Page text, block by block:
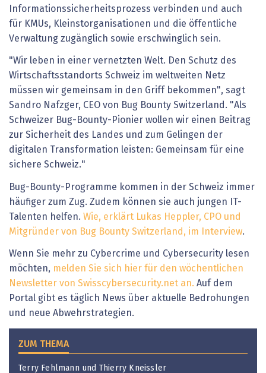
Informationssicherheitsprozess verbinden und auch
für KMUs, Kleinstorganisationen und die öffentliche
Verwaltung zugänglich sowie erschwinglich sein.
"Wir leben in einer vernetzten Welt. Den Schutz des
Wirtschaftsstandorts Schweiz im weltweiten Netz
müssen wir gemeinsam in den Griff bekommen", sagt
Sandro Nafzger, CEO von Bug Bounty Switzerland. "Als
Schweizer Bug-Bounty-Pionier wollen wir einen Beitrag
zur Sicherheit des Landes und zum Gelingen der
digitalen Transformation leisten: Gemeinsam für eine
sichere Schweiz."
Bug-Bounty-Programme kommen in der Schweiz immer
häufiger zum Zug. Zudem können sie auch jungen IT-
Talenten helfen. Wie, erklärt Lukas Heppler, CPO und
Mitgründer von Bug Bounty Switzerland, im Interview.
Wenn Sie mehr zu Cybercrime und Cybersecurity lesen
möchten, melden Sie sich hier für den wöchentlichen
Newsletter von Swisscybersecurity.net an. Auf dem
Portal gibt es täglich News über aktuelle Bedrohungen
und neue Abwehrstrategien.
ZUM THEMA
Terry Fehlmann und Thierry Kneissler